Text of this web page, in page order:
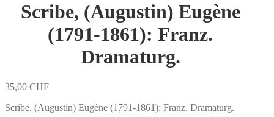
Scribe, (Augustin) Eugène
(1791-1861): Franz.
Dramaturg.
35,00 CHF
Scribe, (Augustin) Eugène (1791-1861): Franz. Dramaturg.